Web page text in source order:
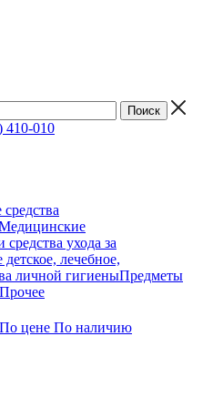
410-010
ухода за
лечебное,
личной гигиеныПредметы
Прочее
По цене По наличию